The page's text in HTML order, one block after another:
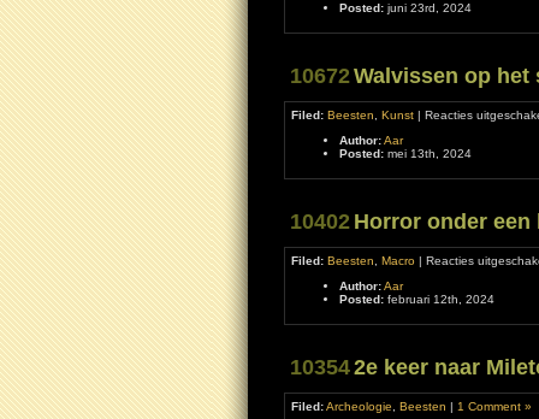
Posted:juni 23rd, 2024
10672Walvissen op het
Filed: Beesten Kunst| Reacties
Author: Aar
Posted:mei 13th, 2024
10402 Horror onder een
Filed: Beesten Macro| Reacties
Author: Aar
Posted:februari 12th, 2024
103542e keer naar
Filed: Archeologie Beesten | 1 Comment »